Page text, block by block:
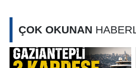
ÇOK OKUNAN